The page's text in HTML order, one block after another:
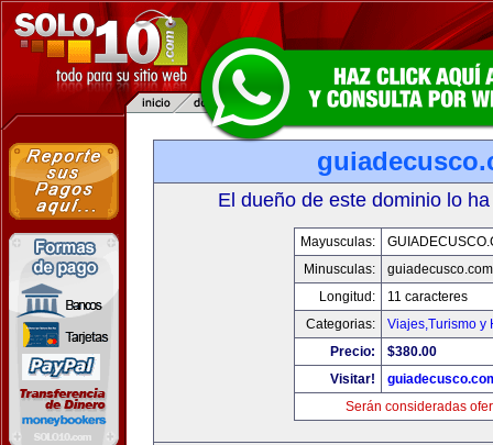
El dueño de este dominio lo
Mayusculas:
Minusculas:
guiadecusco.com
Longitud:
11 caracteres
Categorias:
Viajes,Turismo y
Precio:
$380.00
Visitar!
Serán consideradas